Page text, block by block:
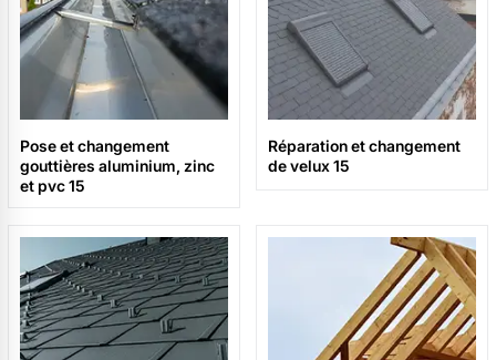
Pose et changement
gouttières aluminium, zinc
et pvc 15
Réparation et changement
de velux 15